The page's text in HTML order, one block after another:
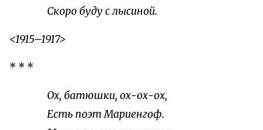
Скоро буду с лысиной.
<1915–1917>
* * *
Ох, батюшки, ох-ох-ох,
Есть поэт Мариенгоф.